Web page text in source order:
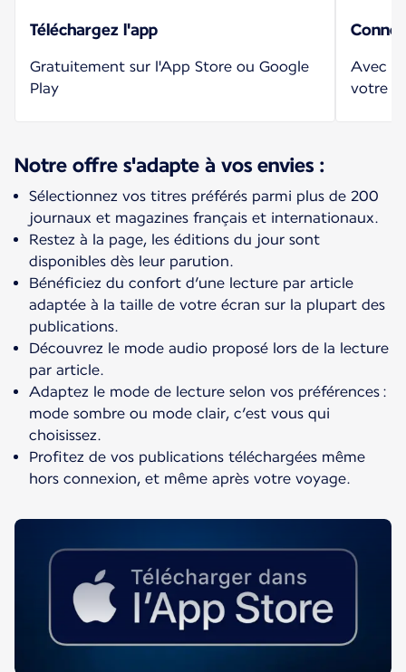
Téléchargez l'app
Gratuitement sur l'App Store ou Google
Play
Avec
votre
Notre offre s'adapte à vos envies :
Sélectionnez vos titres préférés parmi plus de 200
journaux et magazines français et internationaux.
Restez à la page, les éditions du jour sont
disponibles dès leur parution.
Bénéficiez du confort d’une lecture par article
adaptée à la taille de votre écran sur la plupart des
publications.
Découvrez le mode audio proposé lors de la lecture
par article.
Adaptez le mode de lecture selon vos préférences :
mode sombre ou mode clair, c’est vous qui
choisissez.
Profitez de vos publications téléchargées même
hors connexion, et même après votre voyage.